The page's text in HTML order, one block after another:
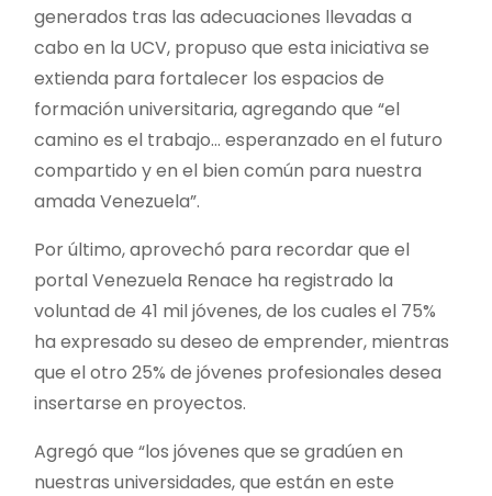
generados tras las adecuaciones llevadas a
cabo en la UCV, propuso que esta iniciativa se
extienda para fortalecer los espacios de
formación universitaria, agregando que “el
camino es el trabajo… esperanzado en el futuro
compartido y en el bien común para nuestra
amada Venezuela”.
Por último, aprovechó para recordar que el
portal Venezuela Renace ha registrado la
voluntad de 41 mil jóvenes, de los cuales el 75%
ha expresado su deseo de emprender, mientras
que el otro 25% de jóvenes profesionales desea
insertarse en proyectos.
Agregó que “los jóvenes que se gradúen en
nuestras universidades, que están en este